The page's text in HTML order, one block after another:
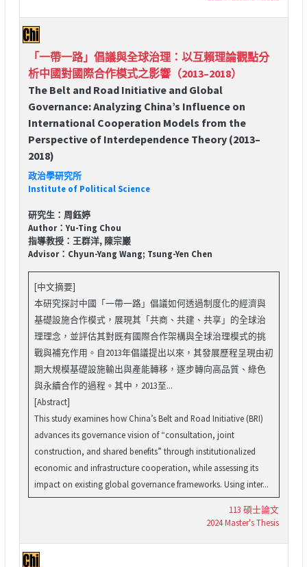
「一帶一路」倡議與全球治理：以互賴理論觀點分
析中國對國際合作模式之影響（2013–2018）
The Belt and Road Initiative and Global
Governance: Analyzing China’s Influence on
International Cooperation Models from the
Perspective of Interdependence Theory (2013–
2018)
政治學研究所
Institute of Political Science
研究生：周鈺婷
Author：Yu-Ting Chou
指導教授：王群洋, 陳宗巖
Advisor：Chyun-Yang Wang; Tsung-Yen Chen
[中文摘要]
本研究探討中國「一帶一路」倡議如何透過制度化的經濟與
基礎設施合作模式，展現其「共商、共建、共享」的全球治
理理念，並評估其對既有國際合作架構與全球治理模式的挑
戰與補充作用。自2013年倡議提出以來，其發展歷程呈現由初
期大規模基礎設施輸出與產能轉移，逐步轉向高品質、綠色
與永續合作的過程。其中，2013至...
[Abstract]
This study examines how China’s Belt and Road Initiative (BRI)
advances its governance vision of “consultation, joint
construction, and shared benefits” through institutionalized
economic and infrastructure cooperation, while assessing its
impact on existing global governance frameworks. Using inter...
113 碩士論文
2024 Master's Thesis